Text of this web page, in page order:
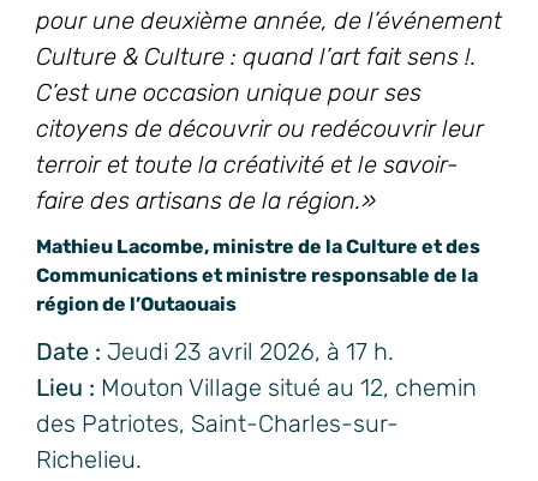
pour une deuxième année, de l’événement
Culture & Culture : quand l’art fait sens !.
C’est une occasion unique pour ses
citoyens de découvrir ou redécouvrir leur
terroir et toute la créativité et le savoir-
faire des artisans de la région.»
Mathieu Lacombe, ministre de la Culture et des
Communications et ministre responsable de la
région de l’Outaouais
Date : Jeudi 23 avril 2026, à 17 h.
Lieu : Mouton Village situé au 12, chemin
des Patriotes, Saint-Charles-sur-
Richelieu.